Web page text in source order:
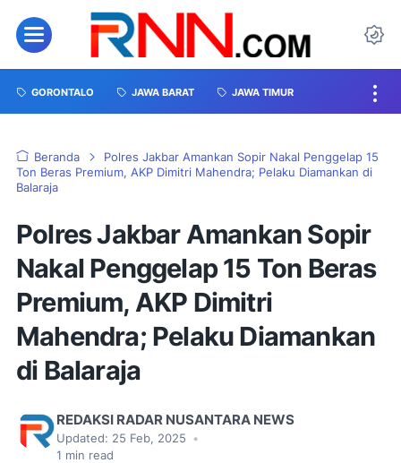
GORONTALO JAWA BARAT JAWA TIMUR
Beranda
Polres Jakbar Amankan Sopir Nakal Penggelap 15
Ton Beras Premium, AKP Dimitri Mahendra; Pelaku Diamankan di
Balaraja
Polres Jakbar Amankan Sopir
Nakal Penggelap 15 Ton Beras
Premium, AKP Dimitri
Mahendra; Pelaku Diamankan
di Balaraja
REDAKSI RADAR NUSANTARA NEWS
Updated: 25 Feb, 2025
•
1 min read